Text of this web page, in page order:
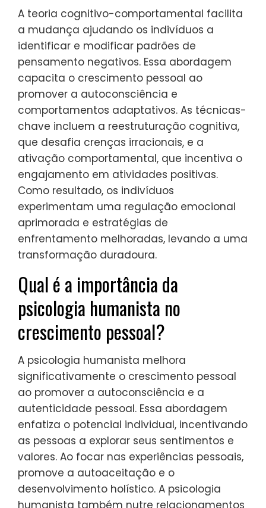
A teoria cognitivo-comportamental facilita
a mudança ajudando os indivíduos a
identificar e modificar padrões de
pensamento negativos. Essa abordagem
capacita o crescimento pessoal ao
promover a autoconsciência e
comportamentos adaptativos. As técnicas-
chave incluem a reestruturação cognitiva,
que desafia crenças irracionais, e a
ativação comportamental, que incentiva o
engajamento em atividades positivas.
Como resultado, os indivíduos
experimentam uma regulação emocional
aprimorada e estratégias de
enfrentamento melhoradas, levando a uma
transformação duradoura.
Qual é a importância da
psicologia humanista no
crescimento pessoal?
A psicologia humanista melhora
significativamente o crescimento pessoal
ao promover a autoconsciência e a
autenticidade pessoal. Essa abordagem
enfatiza o potencial individual, incentivando
as pessoas a explorar seus sentimentos e
valores. Ao focar nas experiências pessoais,
promove a autoaceitação e o
desenvolvimento holístico. A psicologia